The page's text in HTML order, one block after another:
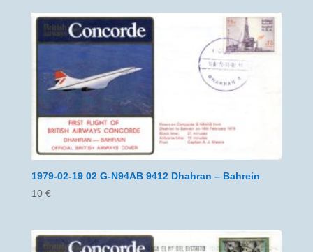
1979-02-19 02 G-N94AB 9412 Dhahran – Bahrein
10 €